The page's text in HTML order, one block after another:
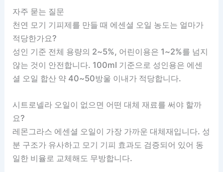
자주 묻는 질문
천연 모기 기피제를 만들 때 에센셜 오일 농도는 얼마가
적당한가요?
성인 기준 전체 용량의 2~5%, 어린이용은 1~2%를 넘지
않는 것이 안전합니다. 100ml 기준으로 성인용은 에센
셜 오일 합산 약 40~50방울 이내가 적당합니다.
시트로넬라 오일이 없으면 어떤 대체 재료를 써야 할까
요?
레몬그라스 에센셜 오일이 가장 가까운 대체재입니다. 성
분 구조가 유사하고 모기 기피 효과도 검증되어 있어 동
일한 비율로 교체해도 무방합니다.